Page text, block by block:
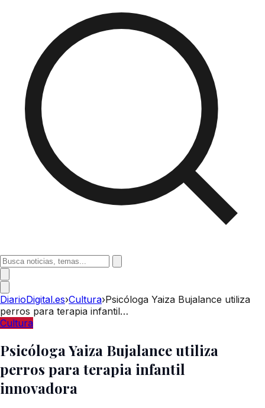
DiarioDigital.es›Cultura›Psicóloga Yaiza Bujalance utiliza
perros para terapia infantil…
Cultura
Psicóloga Yaiza Bujalance utiliza
perros para terapia infantil
innovadora